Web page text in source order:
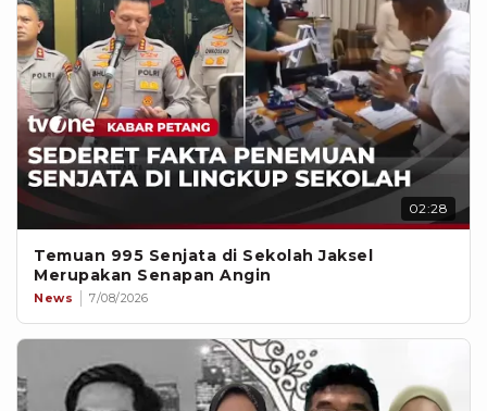
02:28
Temuan 995 Senjata di Sekolah Jaksel
Merupakan Senapan Angin
News 7/08/2026